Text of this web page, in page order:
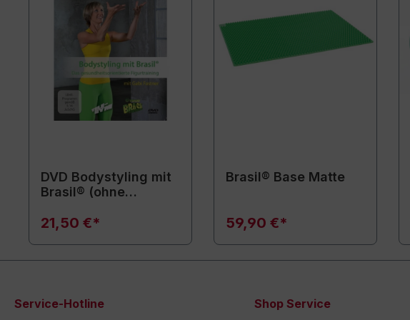
DVD Bodystyling mit
Brasil® (ohne
DVD)
21,50 €*
Brasil® Base Matte
59,90 €*
Service-Hotline Shop Service